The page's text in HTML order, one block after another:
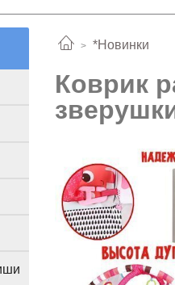
*Новинки
Коврик